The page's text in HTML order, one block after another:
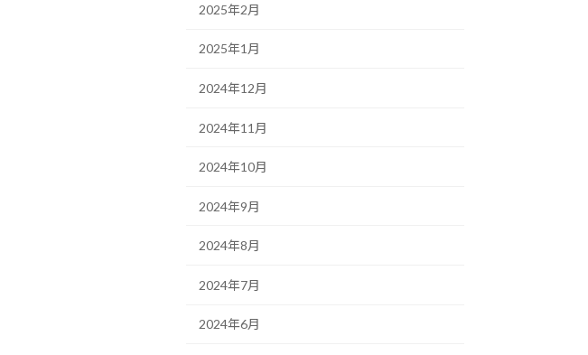
2025年2月
2025年1月
2024年12月
2024年11月
2024年10月
2024年9月
2024年8月
2024年7月
2024年6月